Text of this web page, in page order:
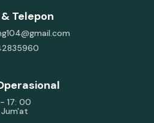
Telepon
17: 00